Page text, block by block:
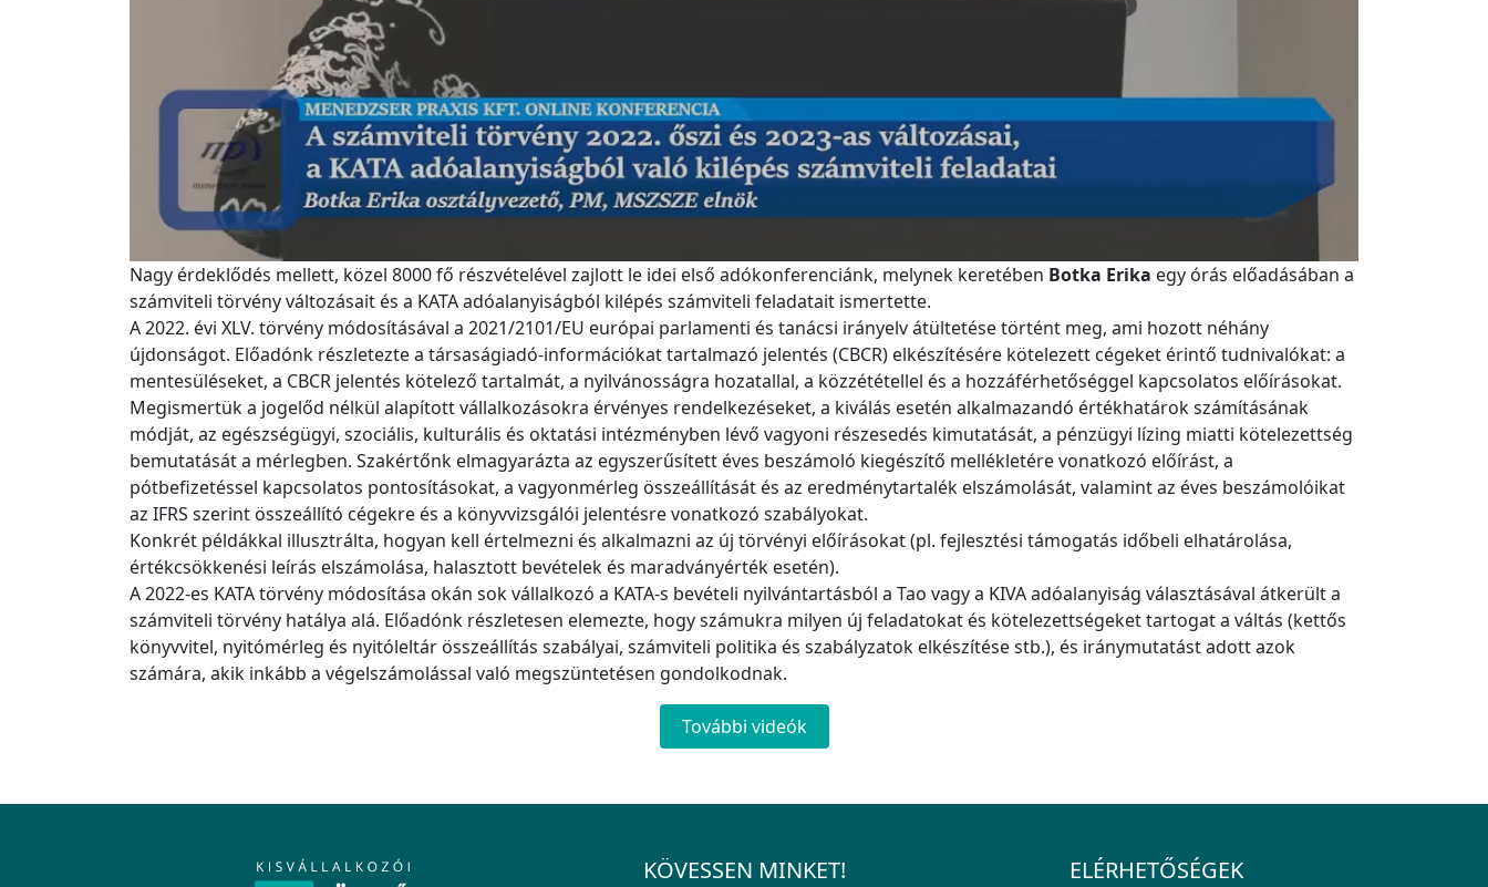
Nagy érdeklődés mellett, közel 8000 fő részvételével zajlott le idei első adókonferenciánk, melynek keretében Botka Erika egy órás előadásában a
számviteli törvény változásait és a KATA adóalanyiságból kilépés számviteli feladatait ismertette.
A 2022. évi XLV. törvény módosításával a 2021/2101/EU európai parlamenti és tanácsi irányelv átültetése történt meg, ami hozott néhány
újdonságot. Előadónk részletezte a társaságiadó-információkat tartalmazó jelentés (CBCR) elkészítésére kötelezett cégeket érintő tudnivalókat: a
mentesüléseket, a CBCR jelentés kötelező tartalmát, a nyilvánosságra hozatallal, a közzététellel és a hozzáférhetőséggel kapcsolatos előírásokat.
Megismertük a jogelőd nélkül alapított vállalkozásokra érvényes rendelkezéseket, a kiválás esetén alkalmazandó értékhatárok számításának
módját, az egészségügyi, szociális, kulturális és oktatási intézményben lévő vagyoni részesedés kimutatását, a pénzügyi lízing miatti kötelezettség
bemutatását a mérlegben. Szakértőnk elmagyarázta az egyszerűsített éves beszámoló kiegészítő mellékletére vonatkozó előírást, a
pótbefizetéssel kapcsolatos pontosításokat, a vagyonmérleg összeállítását és az eredménytartalék elszámolását, valamint az éves beszámolóikat
az IFRS szerint összeállító cégekre és a könyvvizsgálói jelentésre vonatkozó szabályokat.
Konkrét példákkal illusztrálta, hogyan kell értelmezni és alkalmazni az új törvényi előírásokat (pl. fejlesztési támogatás időbeli elhatárolása,
értékcsökkenési leírás elszámolása, halasztott bevételek és maradványérték esetén).
A 2022-es KATA törvény módosítása okán sok vállalkozó a KATA-s bevételi nyilvántartásból a Tao vagy a KIVA adóalanyiság választásával átkerült a
számviteli törvény hatálya alá. Előadónk részletesen elemezte, hogy számukra milyen új feladatokat és kötelezettségeket tartogat a váltás (kettős
könyvvitel, nyitómérleg és nyitóleltár összeállítás szabályai, számviteli politika és szabályzatok elkészítése stb.), és iránymutatást adott azok
számára, akik inkább a végelszámolással való megszüntetésen gondolkodnak.
További videók
KÖVESSEN MINKET! ELÉRHETŐSÉGEK